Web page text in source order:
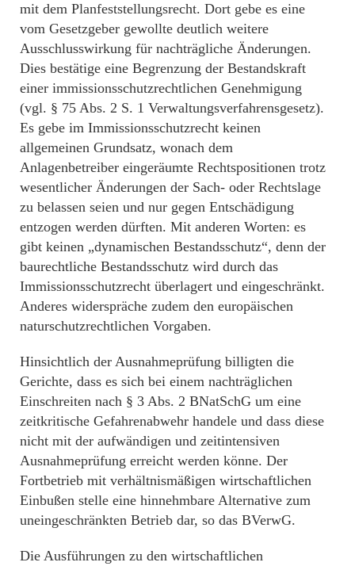
mit dem Planfeststellungsrecht. Dort gebe es eine
vom Gesetzgeber gewollte deutlich weitere
Ausschlusswirkung für nachträgliche Änderungen.
Dies bestätige eine Begrenzung der Bestandskraft
einer immissionsschutzrechtlichen Genehmigung
(vgl. § 75 Abs. 2 S. 1 Verwaltungsverfahrensgesetz).
Es gebe im Immissionsschutzrecht keinen
allgemeinen Grundsatz, wonach dem
Anlagenbetreiber eingeräumte Rechtspositionen trotz
wesentlicher Änderungen der Sach- oder Rechtslage
zu belassen seien und nur gegen Entschädigung
entzogen werden dürften. Mit anderen Worten: es
gibt keinen „dynamischen Bestandsschutz“, denn der
baurechtliche Bestandsschutz wird durch das
Immissionsschutzrecht überlagert und eingeschränkt.
Anderes widerspräche zudem den europäischen
naturschutzrechtlichen Vorgaben.
Hinsichtlich der Ausnahmeprüfung billigten die
Gerichte, dass es sich bei einem nachträglichen
Einschreiten nach § 3 Abs. 2 BNatSchG um eine
zeitkritische Gefahrenabwehr handele und dass diese
nicht mit der aufwändigen und zeitintensiven
Ausnahmeprüfung erreicht werden könne. Der
Fortbetrieb mit verhältnismäßigen wirtschaftlichen
Einbußen stelle eine hinnehmbare Alternative zum
uneingeschränkten Betrieb dar, so das BVerwG.
Die Ausführungen zu den wirtschaftlichen